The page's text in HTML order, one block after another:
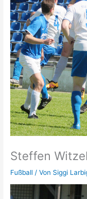
Steffen
Fußball / Von Siggi